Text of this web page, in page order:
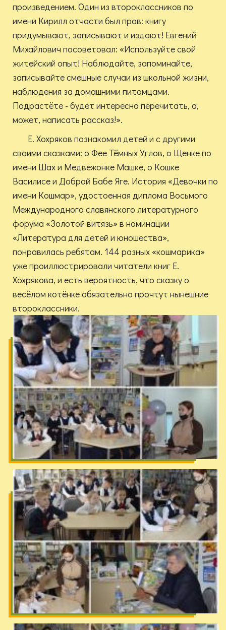
произведением. Один из второклассников по
имени Кирилл отчасти был прав: книгу
придумывают, записывают и издают! Евгений
Михайлович посоветовал: «Используйте свой
житейский опыт! Наблюдайте, запоминайте,
записывайте смешные случаи из школьной жизни,
наблюдения за домашними питомцами.
Подрастёте - будет интересно перечитать, а,
может, написать рассказ!».
Е. Хохряков познакомил детей и с другими
своими сказками: о Фее Тёмных Углов, о Щенке по
имени Шах и Медвежонке Машке, о Кошке
Василисе и Доброй Бабе Яге. История «Девочки по
имени Кошмар», удостоенная диплома Восьмого
Международного славянского литературного
форума «Золотой витязь» в номинации
«Литература для детей и юношества»,
понравилась ребятам. 144 разных «кошмарика»
уже проиллюстрировали читатели книг Е.
Хохрякова, и есть вероятность, что сказку о
весёлом котёнке обязательно прочтут нынешние
второклассники.